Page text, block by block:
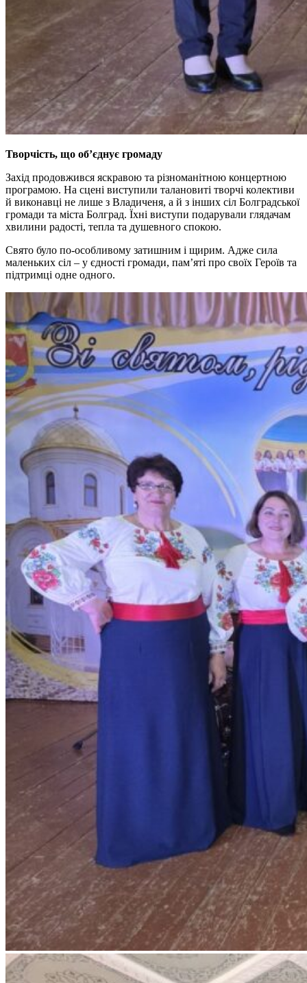
Творчість, що об’єднує громаду
Захід продовжився яскравою та різноманітною концертною
програмою. На сцені виступили талановиті творчі колективи
й виконавці не лише з Владиченя, а й з інших сіл Болградської
громади та міста Болград. Їхні виступи подарували глядачам
хвилини радості, тепла та душевного спокою.
Свято було по-особливому затишним і щирим. Адже сила
маленьких сіл – у єдності громади, пам’яті про своїх Героїв та
підтримці одне одного.